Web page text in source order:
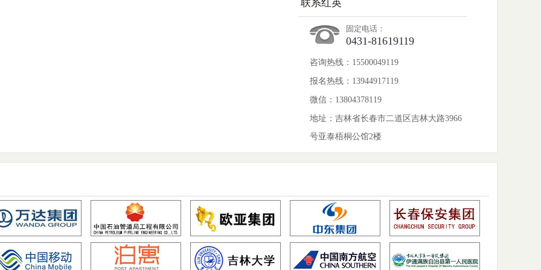
联系红英
固定电话：
0431-81619119
咨询热线：15500049119
报名热线：13944917119
微信：13804378119
地址：吉林省长春市二道区吉林大路3966
号亚泰梧桐公馆2楼